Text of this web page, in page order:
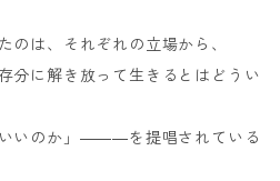
のは、それぞれの立場から、
分に解き放って生きるとはどうい
いいのか」―――を提唱されている